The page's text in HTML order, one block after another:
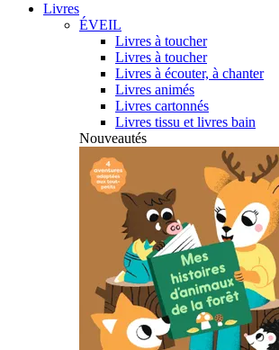
Livres
ÉVEIL
Livres à toucher
Livres à toucher
Livres à écouter, à chanter
Livres animés
Livres cartonnés
Livres tissu et livres bain
Nouveautés